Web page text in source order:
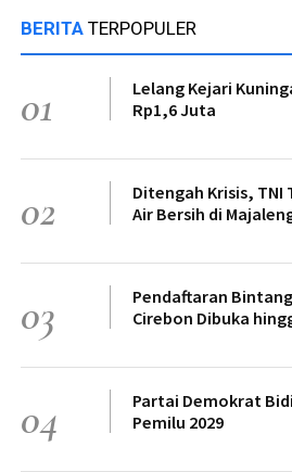
BERITA TERPOPULER
01
Lelang Kejari
Rp1,6 Juta
02
Ditengah Krisis, TNI
Air Bersih di
03
Pendaftaran Bintang
Cirebon Dibuka
04
Partai Demokrat
Pemilu 2029